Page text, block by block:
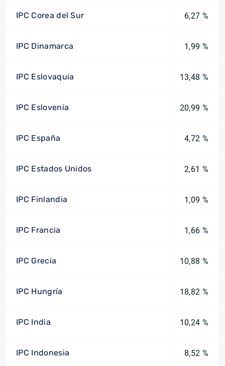
IPC Corea del Sur 6,27 %
IPC Dinamarca 1,99 %
IPC Eslovaquia 13,48 %
IPC Eslovenia 20,99 %
IPC España 4,72 %
IPC Estados Unidos 2,61 %
IPC Finlandia 1,09 %
IPC Francia 1,66 %
IPC Grecia 10,88 %
IPC Hungría 18,82 %
IPC India 10,24 %
IPC Indonesia 8,52 %